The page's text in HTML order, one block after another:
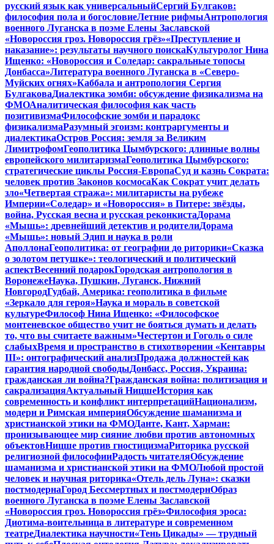
русский язык как универсальныйСергий Булгаков:
философия пола и богословиеЛетние рифмыАнтропология
военного Луганска в поэме Елены Заславской
«Новороссия гроз. Новороссия грёз»«Преступление и
наказание»: результаты научного поискаКультуролог Нина
Ищенко: «Новороссия и Соледар: сакральные топосы
Донбасса»Литература военного Луганска в «Северо-
Муйских огнях»Каббала и антропология Сергия
БулгаковаДиалектика зомби: обсуждение физикализма на
ФМОАналитическая философия как часть
позитивизмаФилософские зомби и парадокс
физикализмаРазумный эгоизм: контраргументы и
диалектикаОстров Россия: земля за Великим
ЛимитрофомГеополитика Цымбурского: длинные волны
европейского милитаризмаГеополитика Цымбурского:
стратегические циклы Россия-ЕвропаСуд и казнь Сократа:
человек против Законов космосаКак Сократ учит делать
зло«Четвертая стража»: милитаристы на рубеже
Империи«Соледар» и «Новороссия» в Питере: звёзды,
война, Русская весна и русская реконкистаДорама
«Мышь»: древнейший детектив и родителиДорама
«Мышь»: новый Эдип и наука в роли
АполлонаГеополитика: от географии до риторики«Сказка
о золотом петушке»: теологический и политический
аспектВесенний подарокГородская антропология в
ВоронежеНаука, Пушкин, Луганск, Нижний
НовгородГудбай, Америка: геополитика в фильме
«Зеркало для героя»Наука и мораль в советской
культуреФилософ Нина Ищенко: «Философское
монтеневское общество учит не бояться думать и делать
то, что вы считаете важным»Честертон и Гоголь о силе
слабыхВремя и пространство в стихотворении «Кентавры
III»: онтографический анализПродажа должностей как
гарантия народной свободыДонбасс, Россия, Украина:
гражданская ли война?Гражданская война: политизация и
сакрализацияАктуальный НицшеИстория как
современность и конфликт интерпретацийНационализм,
модерн и Римская империяОбсуждение шаманизма и
христианской этики на ФМОДанте, Кант, Харман:
пронизывающее мир сияние любви против автономных
объектовНицше против гностицизмаРиторика русской
религиозной философииРадость читателяОбсуждение
шаманизма и христианской этики на ФМОЛюбой простой
человек и научная риторика«Отель дель Луна»: сказки
постмодернаГород Бессмертных и постмодернОбраз
военного Луганска в поэме Елены Заславской
«Новороссия гроз. Новороссия грёз»Философия эроса:
Диотима-воительница в литературе и современном
театреДиалектика научности«Тень Цикады» — трудный